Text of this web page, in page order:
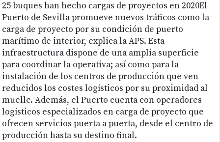
25 buques han hecho cargas de proyectos en 2020El
Puerto de Sevilla promueve nuevos tráficos como la
carga de proyecto por su condición de puerto
marítimo de interior, explica la APS. Esta
infraestructura dispone de una amplia superficie
para coordinar la operativa; así como para la
instalación de los centros de producción que ven
reducidos los costes logísticos por su proximidad al
muelle. Además, el Puerto cuenta con operadores
logísticos especializados en carga de proyecto que
ofrecen servicios puerta a puerta, desde el centro de
producción hasta su destino final.